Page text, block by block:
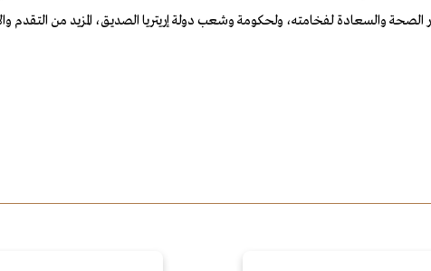
والسعادة لفخامته، ولحكومة وشعب دولة إريتريا الصديق، المزيد من التقدم